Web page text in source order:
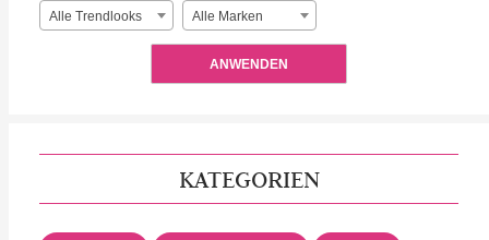
Alle Trendlooks Alle Marken
ANWENDEN
KATEGORIEN